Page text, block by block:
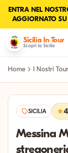
ENTRA NEL
AGGIORNATO
Sicilia In Tour
Scopri la Sicilia
Home I Nostri Tour
SICILIA
Messina